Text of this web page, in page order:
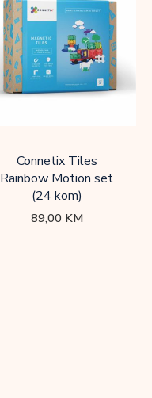
Connetix Tiles
Rainbow Motion set
(24 kom)
89,00 KM